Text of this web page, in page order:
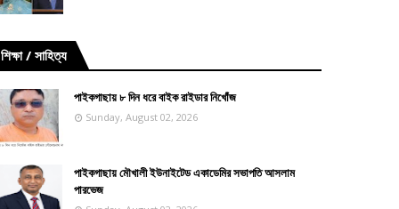
শিক্ষা / সাহিত্য
পাইকগাছায় ৮ দিন ধরে বাইক রাইডার নিখোঁজ
Sunday, August 02, 2026
পাইকগাছায় মৌখালী ইউনাইটেড একাডেমির সভাপতি আসলাম
পারভেজ